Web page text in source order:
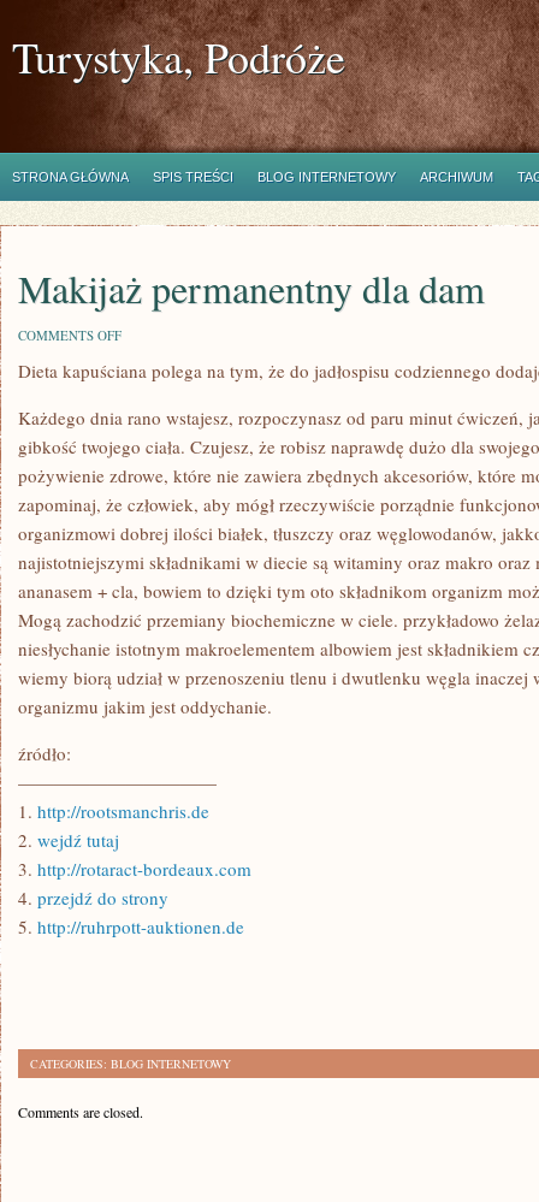
Turystyka, Podróże
STRONA GŁÓWNA SPIS TREŚCI BLOG INTERNETOWY ARCHIWUM
Makijaż permanentny dla dam
COMMENTS OFFON
PERMANENTNY
Dieta kapuściana polega na tym, że do jadłospisu codziennego
Każdego dnia rano wstajesz, rozpoczynasz od paru minut ćwiczeń,
gibkość twojego ciała. Czujesz, że robisz naprawdę dużo dla
pożywienie zdrowe, które nie zawiera zbędnych akcesoriów, które
zapominaj, że człowiek, aby mógł rzeczywiście porządnie
organizmowi dobrej ilości białek, tłuszczy oraz węglowodanów,
najistotniejszymi składnikami w diecie są witaminy oraz makro
ananasem + cla, bowiem to dzięki tym oto składnikom organizm
Mogą zachodzić przemiany biochemiczne w ciele. przykładowo
niesłychanie istotnym makroelementem albowiem jest składnikiem
wiemy biorą udział w przenoszeniu tlenu i dwutlenku węgla inaczej
organizmu jakim jest oddychanie.
źródło:
———————————
1. http://rootsmanchris.de
2. wejdź tutaj
3. http://rotaract-bordeaux.com
4. przejdź do strony
5. http://ruhrpott-auktionen.de
CATEGORIES: BLOG INTERNETOWY
Comments are closed.